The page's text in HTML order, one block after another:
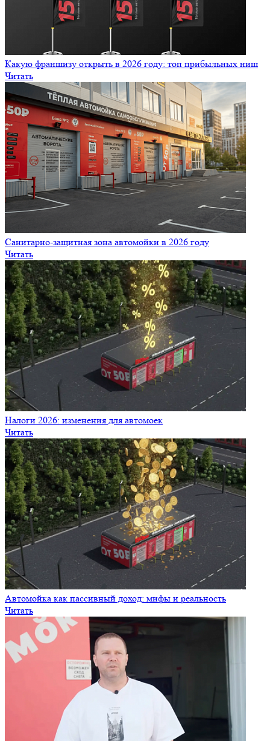
Какую франшизу открыть в 2026 году: топ прибыльных ниш
Читать
Санитарно‑защитная зона автомойки в 2026 году
Читать
Налоги 2026: изменения для автомоек
Читать
Автомойка как пассивный доход: мифы и реальность
Читать